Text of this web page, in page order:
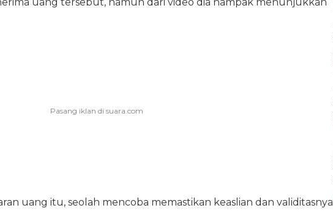
uang itu, seolah mencoba memastikan keaslian dan validitasnya